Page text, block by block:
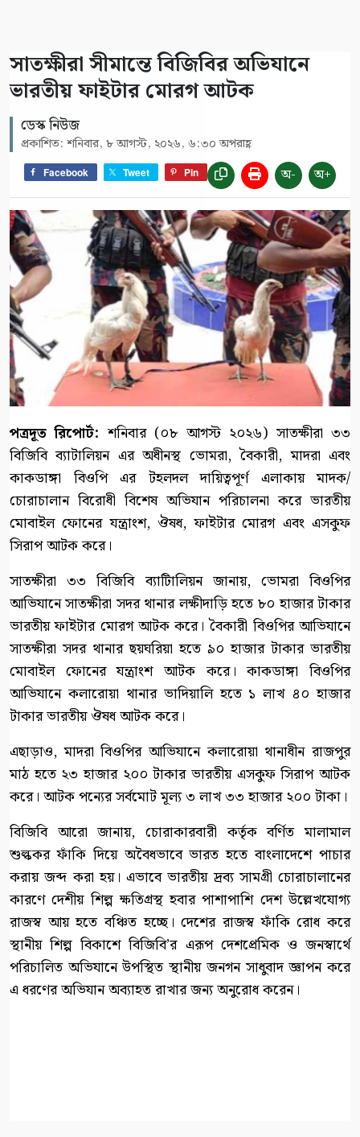
সাতক্ষীরা সীমান্তে বিজিবির অভিযানে
ভারতীয় ফাইটার মোরগ আটক
ডেস্ক নিউজ
প্রকাশিত: শনিবার, ৮ আগস্ট, ২০২৬, ৬:৩০ অপরাহ্ণ
Facebook Tweet Pin অ- অ+
পত্রদূত রিপোর্ট: শনিবার (০৮ আগস্ট ২০২৬) সাতক্ষীরা ৩৩
বিজিবি ব্যাটালিয়ন এর অধীনস্থ ভোমরা, বৈকারী, মাদরা এবং
কাকডাঙ্গা বিওপি এর টহলদল দায়িত্বপূর্ণ এলাকায় মাদক/
চোরাচালান বিরোধী বিশেষ অভিযান পরিচালনা করে ভারতীয়
মোবাইল ফোনের যন্ত্রাংশ, ঔষধ, ফাইটার মোরগ এবং এসকুফ
সিরাপ আটক করে।
সাতক্ষীরা ৩৩ বিজিবি ব্যাটিালিয়ন জানায়, ভোমরা বিওপির
আভিযানে সাতক্ষীরা সদর থানার লক্ষীদাড়ি হতে ৮০ হাজার টাকার
ভারতীয় ফাইটার মোরগ আটক করে। বৈকারী বিওপির আভিযানে
সাতক্ষীরা সদর থানার ছয়ঘরিয়া হতে ৯০ হাজার টাকার ভারতীয়
মোবাইল ফোনের যন্ত্রাংশ আটক করে। কাকডাঙ্গা বিওপির
আভিযানে কলারোয়া থানার ভাদিয়ালি হতে ১ লাখ ৪০ হাজার
টাকার ভারতীয় ঔষধ আটক করে।
এছাড়াও, মাদরা বিওপির আভিযানে কলারোয়া থানাধীন রাজপুর
মাঠ হতে ২৩ হাজার ২০০ টাকার ভারতীয় এসকুফ সিরাপ আটক
করে। আটক পন্যের সর্বমোট মূল্য ৩ লাখ ৩৩ হাজার ২০০ টাকা।
বিজিবি আরো জানায়, চোরাকারবারী কর্তৃক বর্ণিত মালামাল
শুল্ককর ফাঁকি দিয়ে অবৈধভাবে ভারত হতে বাংলাদেশে পাচার
করায় জব্দ করা হয়। এভাবে ভারতীয় দ্রব্য সামগ্রী চোরাচালানের
কারণে দেশীয় শিল্প ক্ষতিগ্রস্থ হবার পাশাপাশি দেশ উল্লেখযোগ্য
রাজস্ব আয় হতে বঞ্চিত হচ্ছে। দেশের রাজস্ব ফাঁকি রোধ করে
স্থানীয় শিল্প বিকাশে বিজিবি’র এরূপ দেশপ্রেমিক ও জনস্বার্থে
পরিচালিত অভিযানে উপস্থিত স্থানীয় জনগন সাধুবাদ জ্ঞাপন করে
এ ধরণের অভিযান অব্যাহত রাখার জন্য অনুরোধ করেন।